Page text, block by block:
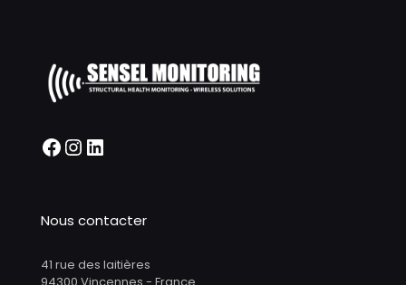
Nous contacter
41 rue des laitières
94300 Vincennes - France